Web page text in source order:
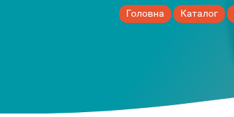
Головна Каталог